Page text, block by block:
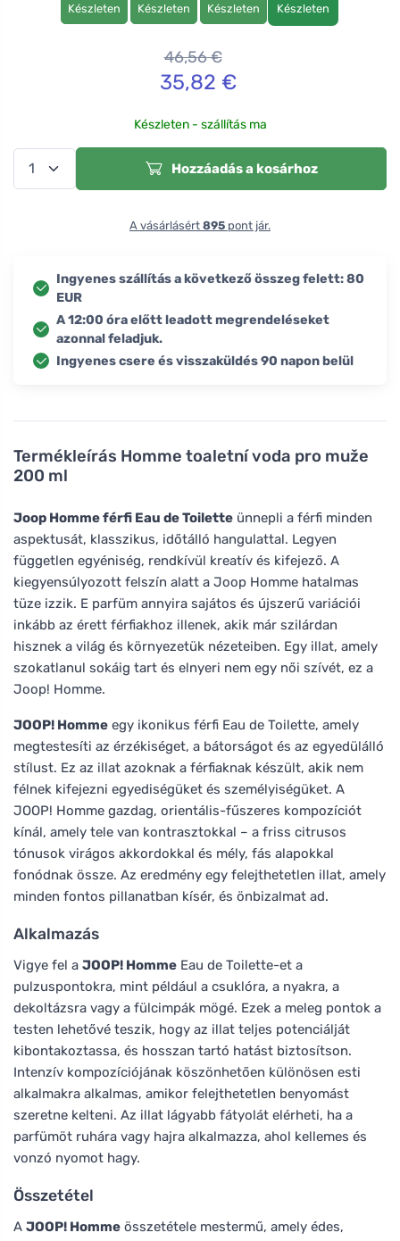
Termékleírás Homme toaletní voda pro muže
200 ml
Joop Homme férfi Eau de Toilette ünnepli a férfi minden
aspektusát, klasszikus, időtálló hangulattal. Legyen
független egyéniség, rendkívül kreatív és kifejező. A
kiegyensúlyozott felszín alatt a Joop Homme hatalmas
tüze izzik. E parfüm annyira sajátos és újszerű variációi
inkább az érett férfiakhoz illenek, akik már szilárdan
hisznek a világ és környezetük nézeteiben. Egy illat, amely
szokatlanul sokáig tart és elnyeri nem egy női szívét, ez a
Joop! Homme.
JOOP! Homme egy ikonikus férfi Eau de Toilette, amely
megtestesíti az érzékiséget, a bátorságot és az egyedülálló
stílust. Ez az illat azoknak a férfiaknak készült, akik nem
félnek kifejezni egyediségüket és személyiségüket. A
JOOP! Homme gazdag, orientális-fűszeres kompozíciót
kínál, amely tele van kontrasztokkal – a friss citrusos
tónusok virágos akkordokkal és mély, fás alapokkal
fonódnak össze. Az eredmény egy felejthetetlen illat, amely
minden fontos pillanatban kísér, és önbizalmat ad.
Alkalmazás
Vigye fel a JOOP! Homme Eau de Toilette-et a
pulzuspontokra, mint például a csuklóra, a nyakra, a
dekoltázsra vagy a fülcimpák mögé. Ezek a meleg pontok a
testen lehetővé teszik, hogy az illat teljes potenciálját
kibontakoztassa, és hosszan tartó hatást biztosítson.
Intenzív kompozíciójának köszönhetően különösen esti
alkalmakra alkalmas, amikor felejthetetlen benyomást
szeretne kelteni. Az illat lágyabb fátyolát elérheti, ha a
parfümöt ruhára vagy hajra alkalmazza, ahol kellemes és
vonzó nyomot hagy.
Összetétel
A JOOP! Homme összetétele mestermű, amely édes,
Készleten Készleten Készleten Készleten
46,56€
35,82 €
Készleten - szállítás ma
Hozzáadás a kosárhoz
A vásárlásért 895 pont jár.
Ingyenes szállítás a következő összeg felett: 80
EUR
A 12:00 óra előtt leadott megrendeléseket
azonnal feladjuk.
Ingyenes csere és visszaküldés 90 napon belül